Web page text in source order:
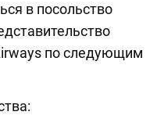
в посольство
по следующим